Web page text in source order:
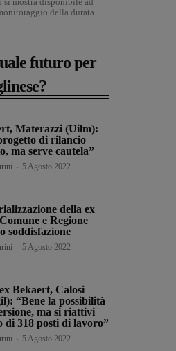
della durata
futuro per
Materazzi (Uilm):
di rilancio
ma serve cautela”
5 Agosto 2022
della ex
e Regione
soddisfazione
5 Agosto 2022
Bekaert, Calosi
“Bene la possibilità
ma si riattivi
di 318 posti di lavoro”
5 Agosto 2022